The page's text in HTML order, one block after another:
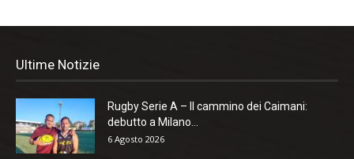
Ultime Notizie
Rugby Serie A – Il cammino dei Caimani:
debutto a Milano...
6 Agosto 2026